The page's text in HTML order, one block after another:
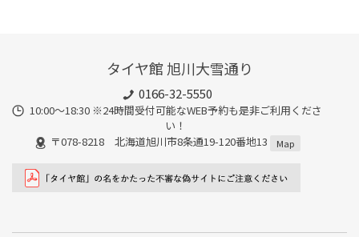
タイヤ館 旭川大雪通り
0166-32-5550
10:00～18:30 ※24時間受付可能なWEB予約も是非ご利用くださ
い！
〒078-8218 北海道旭川市8条通19-120番地13
Map